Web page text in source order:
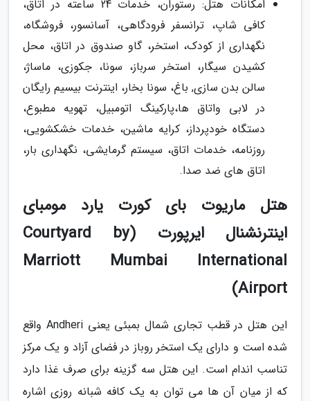
امکانات هتل: رستوران، خدمات 24 ساعته در اتاق،
کافی شاپ، ترانسفر فرودگاهی، آسانسور، فروشگاه،
نگهداری از کودک، استخر، گاو صندوق در اتاق، محل
کشیدن سیگار، استخر سرباز، سونا، جکوزی، ماساژ،
سالن بدن سازی, باغ، سونا بخار، اینترنت بیسیم رایگان
در لابی واتاق ها،پارکینگ اتومبیل، تهویه مطبوع،
دستگاه خودپرداز، کرایه ماشین، خدمات خشکشویی،
روزنامه، خدمات اتاق، سیستم گرمایشی، نگهداری بار،
اتاق های ضد صدا.
هتل ماریوت بای کورت یارد مومبای
اینترنشنال ایرپورت (Courtyard by
Marriott Mumbai International
Airport)
این هتل در قطب تجاری شمال بمبئی یعنی Andheri واقع
شده است و دارای یک استخر روباز در فضای آزاد و یک مرکز
تناسب اندام است. این هتل سه گزینه برای صرف غذا دارد
که از میان آن ها می توان به یک کافه شبانه روزی اشاره